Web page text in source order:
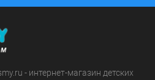
- интернет-магазин детских